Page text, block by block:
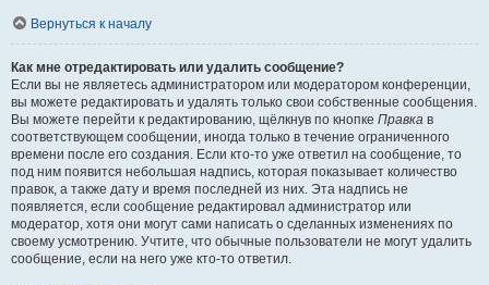
Вернуться к началу
Как мне отредактировать или удалить сообщение?
Если вы не являетесь администратором или модератором конференции,
вы можете редактировать и удалять только свои собственные сообщения.
Вы можете перейти к редактированию, щёлкнув по кнопке Правка в
соответствующем сообщении, иногда только в течение ограниченного
времени после его создания. Если кто-то уже ответил на сообщение, то
под ним появится небольшая надпись, которая показывает количество
правок, а также дату и время последней из них. Эта надпись не
появляется, если сообщение редактировал администратор или
модератор, хотя они могут сами написать о сделанных изменениях по
своему усмотрению. Учтите, что обычные пользователи не могут удалить
сообщение, если на него уже кто-то ответил.